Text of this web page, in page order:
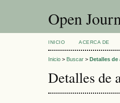
Open
INICIO ACERCA DE
Inicio > Buscar > Detalles de
Detalles de